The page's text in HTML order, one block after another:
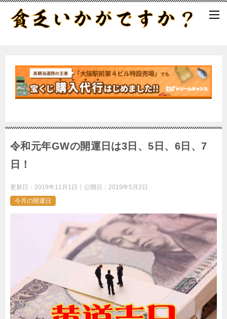
令和元年GWの開運日は3日、5日、6日、7
日！
更新日： 2019年11月1日 公開日： 2019年5月2日
今月の開運日